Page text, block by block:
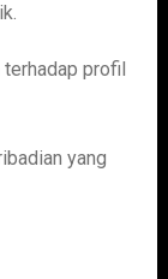
profil
yang